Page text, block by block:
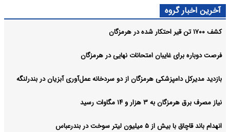
هرمزگان: ادارات هرمزگان در روز چهارشنبه ۱۴ مردادماه تعطیل شد
آرشیو
آخرین اخبار گروه
کشف ۱۷۰۰ تن قیر احتکار شده در هرمزگان
فرصت دوباره برای غایبان امتحانات نهایی در هرمزگان
بازدید مدیرکل دامپزشکی هرمزگان از دو سردخانه عمل‌آوری آبزیان در بندرلنگه
نیاز مصرف برق هرمزگان به ۳ هزار و ۱۴ مگاوات رسید
انهدام باند قاچاق با بیش از ۵ میلیون لیتر سوخت در بندرعباس